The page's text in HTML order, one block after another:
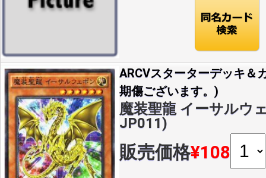
ARCVスターターデッキ＆
期傷ございます。)
魔装聖龍 イーサルウ
JP011)
販売価格¥108